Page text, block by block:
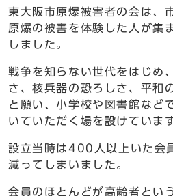
東大阪市原爆被害者の会は、
原爆の被害を体験した人が集
しました。
戦争を知らない世代をはじめ
さ、核兵器の恐ろしさ、平和
と願い、小学校や図書館など
いていただく場を設けていま
設立当時は400人以上いた会
減ってしまいました。
会員のほとんどが高齢者とい